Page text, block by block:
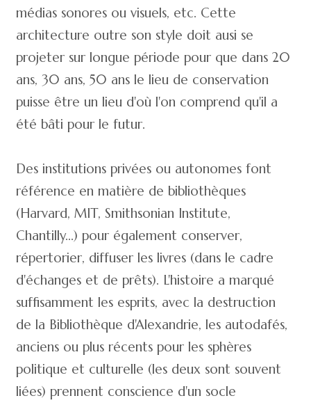
médias sonores ou visuels, etc. Cette
architecture outre son style doit ausi se
projeter sur longue période pour que dans 20
ans, 30 ans, 50 ans le lieu de conservation
puisse être un lieu d'où l'on comprend qu'il a
été bâti pour le futur.
Des institutions privées ou autonomes font
référence en matière de bibliothèques
(Harvard, MIT, Smithsonian Institute,
Chantilly...) pour également conserver,
répertorier, diffuser les livres (dans le cadre
d'échanges et de prêts). L'histoire a marqué
suffisamment les esprits, avec la destruction
de la Bibliothèque d'Alexandrie, les autodafés,
anciens ou plus récents pour les sphères
politique et culturelle (les deux sont souvent
liées) prennent conscience d'un socle